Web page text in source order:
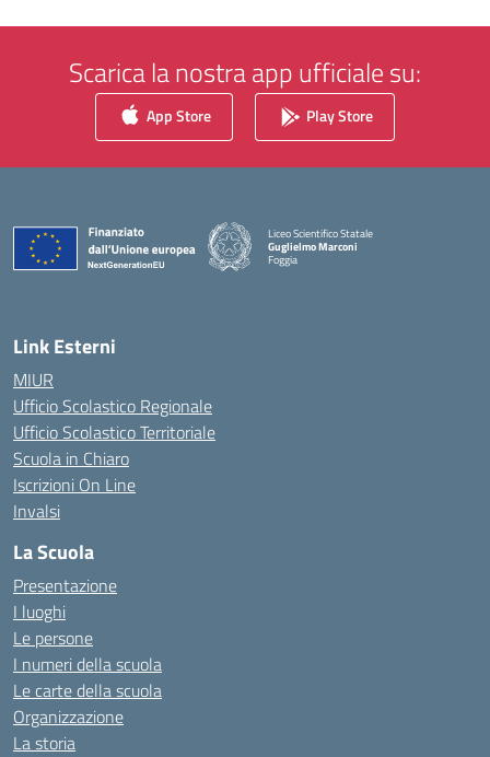
Scarica la nostra app ufficiale su:
App Store Play Store
Liceo Scientifico Statale
Guglielmo Marconi
Foggia
— Visita la pagina iniziale della scuola
Link Esterni
MIUR
Ufficio Scolastico Regionale
Ufficio Scolastico Territoriale
Scuola in Chiaro
Iscrizioni On Line
Invalsi
La Scuola
Presentazione
I luoghi
Le persone
I numeri della scuola
Le carte della scuola
Organizzazione
La storia